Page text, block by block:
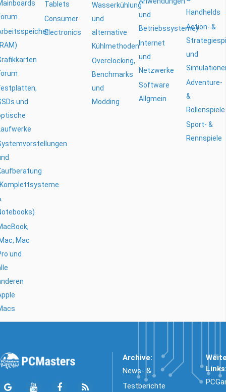
und
Mac
und
Tablets
Consumer
Electronics
Wasserkühlung
und
alternative
Kühlmethoden
Overclocking,
Benchmarks
und
Modding
und
Betriebssysteme)
Internet
und
Netzwerke
Software
Allgmein
Handhelds
Action- &
und
Adventure-
&
Rollenspiele
Sport- &
Rennspiele
Archive:
News- &
Testberichte